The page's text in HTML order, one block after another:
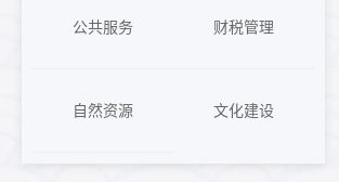
公共服务 财税管理
自然资源 文化建设